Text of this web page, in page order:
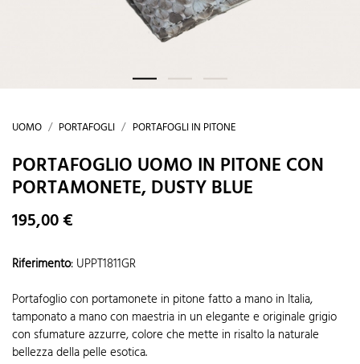
UOMO PORTAFOGLI PORTAFOGLI IN PITONE
PORTAFOGLIO UOMO IN PITONE CON
PORTAMONETE, DUSTY BLUE
195,00 €
Riferimento: UPPT1811GR
Portafoglio con portamonete in pitone fatto a mano in Italia,
tamponato a mano con maestria in un elegante e originale grigio
con sfumature azzurre, colore che mette in risalto la naturale
bellezza della pelle esotica.